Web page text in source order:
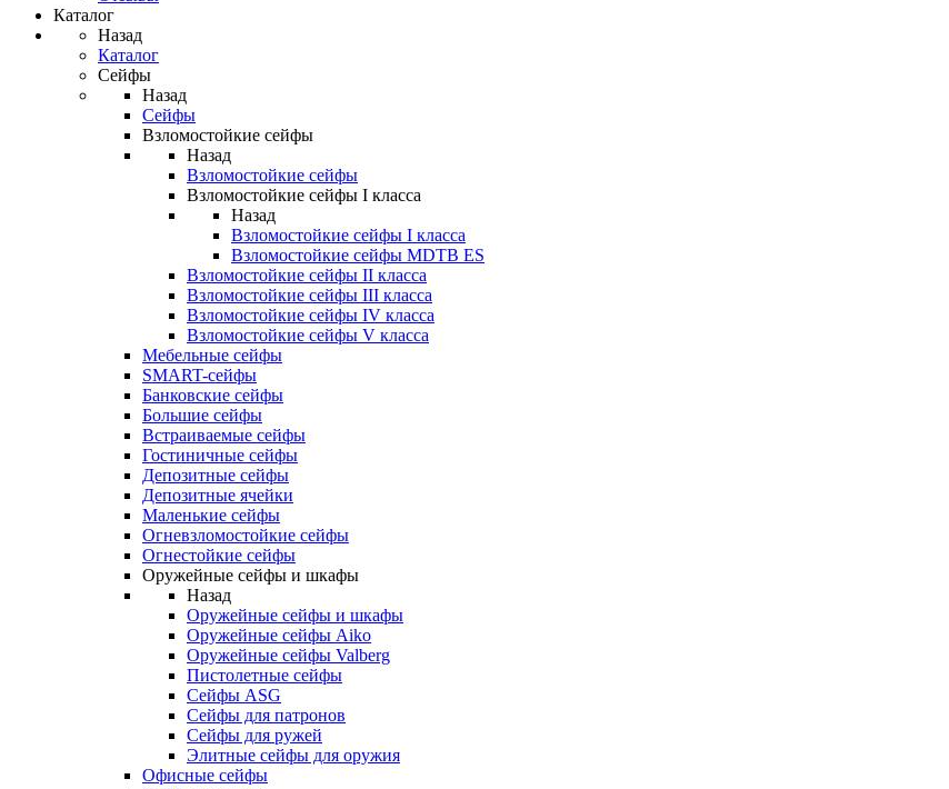
Каталог
Назад
Каталог
Сейфы
Назад
Сейфы
Взломостойкие сейфы
Назад
Взломостойкие сейфы
Взломостойкие сейфы I класса
Назад
Взломостойкие сейфы I класса
Взломостойкие сейфы MDTB ES
Взломостойкие сейфы II класса
Взломостойкие сейфы III класса
Взломостойкие сейфы IV класса
Взломостойкие сейфы V класса
Мебельные сейфы
SMART-сейфы
Банковские сейфы
Большие сейфы
Встраиваемые сейфы
Гостиничные сейфы
Депозитные сейфы
Депозитные ячейки
Маленькие сейфы
Огневзломостойкие сейфы
Огнестойкие сейфы
Оружейные сейфы и шкафы
Назад
Оружейные сейфы и шкафы
Оружейные сейфы Aiko
Оружейные сейфы Valberg
Пистолетные сейфы
Сейфы ASG
Сейфы для патронов
Сейфы для ружей
Элитные сейфы для оружия
Офисные сейфы